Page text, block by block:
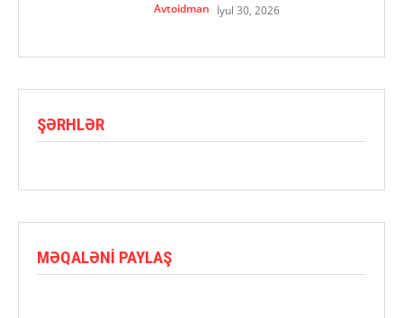
Avtoidman İyul 30, 2026
ŞƏRHLƏR
MƏQALƏNI PAYLAŞ